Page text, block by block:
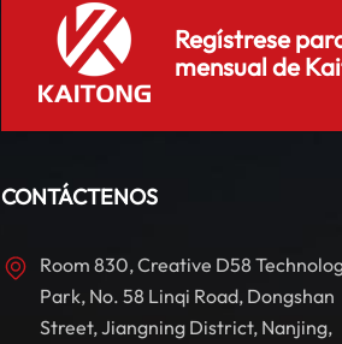
Regístrese
mensual de
CONTÁCTENOS
Room 830, Creative D58
Park, No. 58 Linqi Road, Dongshan
Street, Jiangning District, Nanjing,